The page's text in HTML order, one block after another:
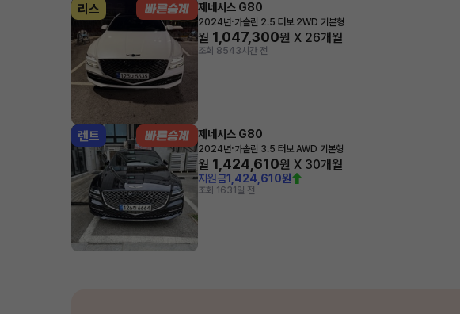
리스 제네시스 G80
2024년·가솔린 2.5 터보 2WD 기본형
월 1,047,300원 X 26개월
조회 8543시간 전
렌트 제네시스 G80
2024년·가솔린 3.5 터보 AWD 기본형
월 1,424,610원 X 30개월
지원금1,424,610원
조회 1631일 전